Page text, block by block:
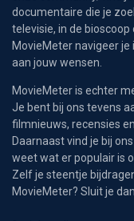
documentaire die je
televisie, in de
MovieMeter navigeer
aan jouw wensen.
MovieMeter is echter
Je bent bij ons tevens
filmnieuws, recensies
Daarnaast vind je bij
weet wat er populair is
Zelf je steentje
MovieMeter? Sluit je